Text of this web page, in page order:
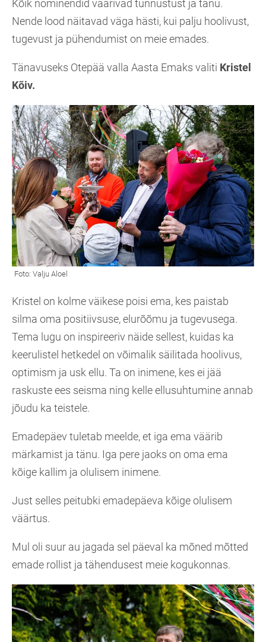
Kõik nominendid väärivad tunnustust ja tänu.
Nende lood näitavad väga hästi, kui palju hoolivust,
tugevust ja pühendumist on meie emades.
Tänavuseks Otepää valla Aasta Emaks valiti Kristel
Kõiv.
Kristel on kolme väikese poisi ema, kes paistab
silma oma positiivsuse, elurõõmu ja tugevusega.
Tema lugu on inspireeriv näide sellest, kuidas ka
keerulistel hetkedel on võimalik säilitada hoolivus,
optimism ja usk ellu. Ta on inimene, kes ei jää
raskuste ees seisma ning kelle ellusuhtumine annab
jõudu ka teistele.
Emadepäev tuletab meelde, et iga ema väärib
märkamist ja tänu. Iga pere jaoks on oma ema
kõige kallim ja olulisem inimene.
Just selles peitubki emadepäeva kõige olulisem
väärtus.
Mul oli suur au jagada sel päeval ka mõned mõtted
emade rollist ja tähendusest meie kogukonnas.